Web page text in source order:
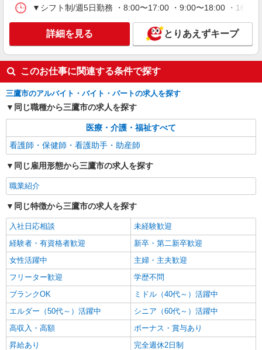
株式会社kotrio /●YK-S-2022437
看護助手/週3〜OK
時給1550円〜2312円 ＜交通費全支給(ガソリ
ン代含む)＞
東京都三鷹市｜交通費全額支給
キープ 詳細を見る
派遣社員
株式会社kotrio /●SW-H2-2024053
高収入を目指したい方必見！未経験でも日収
時給1650円〜2312円 ＜日払い有/週払い有/交
詳細を見る
▼シフト制/週5日勤務 ・8:00〜17:00 ・9:00〜18:00 ・
詳細を見る とりあえずキープ
このお仕事に関連する条件で探す
三鷹市のアルバイト・バイト・パートの求人を探す
同じ職種から三鷹市の求人を探す
医療・介護・福祉すべて
看護師・保健師・看護助手・助産師
同じ雇用形態から三鷹市の求人を探す
職業紹介
同じ特徴から三鷹市の求人を探す
入社日応相談
未経験歓迎
経験者・有資格者歓迎
新卒・第二新卒歓迎
女性活躍中
主婦・主夫歓迎
フリーター歓迎
学歴不問
ブランクOK
ミドル（40代～）活躍中
エルダー（50代～）活躍中
シニア（60代～）活躍中
高収入・高額
ボーナス・賞与あり
昇給あり
完全週休2日制